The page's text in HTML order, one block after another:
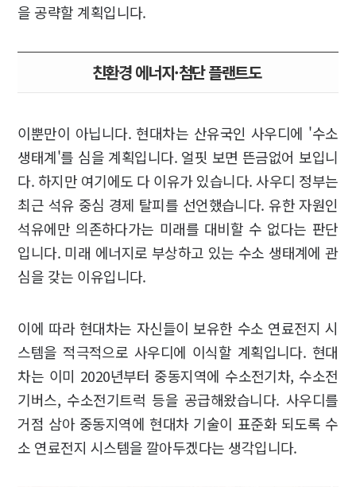
을 공략할 계획입니다.
친환경 에너지·첨단 플랜트도
이뿐만이 아닙니다. 현대차는 산유국인 사우디에 '수소
생태계'를 심을 계획입니다. 얼핏 보면 뜬금없어 보입니
다. 하지만 여기에도 다 이유가 있습니다. 사우디 정부는
최근 석유 중심 경제 탈피를 선언했습니다. 유한 자원인
석유에만 의존하다가는 미래를 대비할 수 없다는 판단
입니다. 미래 에너지로 부상하고 있는 수소 생태계에 관
심을 갖는 이유입니다.
이에 따라 현대차는 자신들이 보유한 수소 연료전지 시
스템을 적극적으로 사우디에 이식할 계획입니다. 현대
차는 이미 2020년부터 중동지역에 수소전기차, 수소전
기버스, 수소전기트럭 등을 공급해왔습니다. 사우디를
거점 삼아 중동지역에 현대차 기술이 표준화 되도록 수
소 연료전지 시스템을 깔아두겠다는 생각입니다.